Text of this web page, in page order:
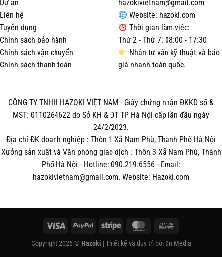
Dự án
Liên hệ
Tuyển dụng
Chính sách bảo hành
Chính sách vận chuyển
Chính sách thanh toán
hazokivietnam@gmail.com
Website: hazoki.com
Thời gian làm việc:
Thứ 2 - Thứ 7: 08:00 - 17:30
Nhận tư vấn kỹ thuật và báo
giá nhanh toàn quốc.
CÔNG TY TNHH HAZOKI VIỆT NAM - Giấy chứng nhận ĐKKD số &
MST: 0110264622 do Sở KH & ĐT TP Hà Nội cấp lần đầu ngày
24/2/2023.
Địa chỉ ĐK doanh nghiệp : Thôn 1 Xã Nam Phù, Thành Phố Hà Nội
Xưởng sản xuất và Văn phòng giao dịch : Thôn 3 Xã Nam Phù, Thành
Phố Hà Nội - Hotline: 090.219.6556 - Email:
hazokivietnam@gmail.com. Website: Hazoki.com
Visa PayPal Stripe MasterCard
Copyright 2026 © Hazoki | Thiết kế và duy trì bởi Dn Media